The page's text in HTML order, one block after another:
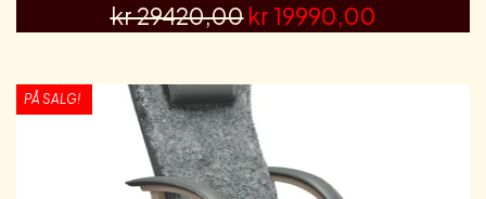
kr 29420,00 kr 19990,00
PÅ SALG!